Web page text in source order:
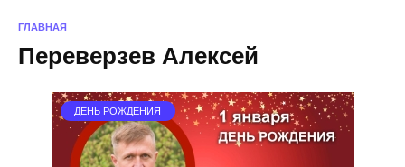
ГЛАВНАЯ
Переверзев Алексей
ДЕНЬ РОЖДЕНИЯ